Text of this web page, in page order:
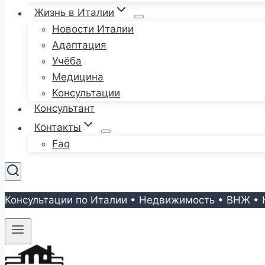
Жизнь в Италии
Новости Италии
Адаптация
Учёба
Медицина
Консультации
Консультант
Контакты
Faq
Консультации по Италии • Недвижимость • ВНЖ •